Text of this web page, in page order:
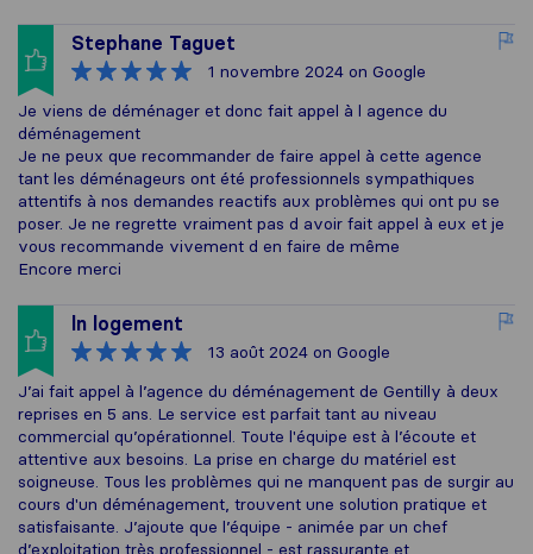
Stephane Taguet
1 novembre 2024 on Google
Je viens de déménager et donc fait appel à l agence du
déménagement
Je ne peux que recommander de faire appel à cette agence
tant les déménageurs ont été professionnels sympathiques
attentifs à nos demandes reactifs aux problèmes qui ont pu se
poser. Je ne regrette vraiment pas d avoir fait appel à eux et je
vous recommande vivement d en faire de même
Encore merci
ln logement
13 août 2024 on Google
J’ai fait appel à l’agence du déménagement de Gentilly à deux
reprises en 5 ans. Le service est parfait tant au niveau
commercial qu’opérationnel. Toute l'équipe est à l’écoute et
attentive aux besoins. La prise en charge du matériel est
soigneuse. Tous les problèmes qui ne manquent pas de surgir au
cours d'un déménagement, trouvent une solution pratique et
satisfaisante. J’ajoute que l’équipe - animée par un chef
d’exploitation très professionnel - est rassurante et